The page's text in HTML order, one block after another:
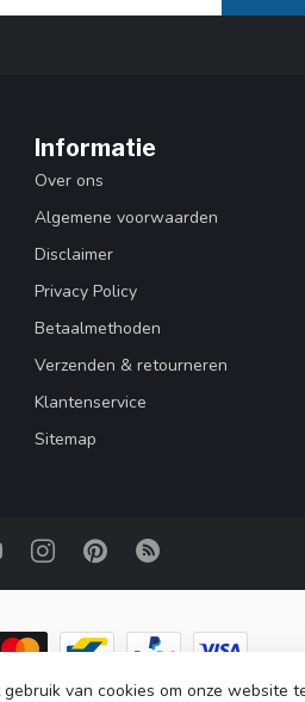
Informatie
Over ons
Algemene voorwaarden
Disclaimer
Privacy Policy
Betaalmethoden
Verzenden & retourneren
Klantenservice
Sitemap
Lightspeed- Lightspeed design by
van cookies om onze website